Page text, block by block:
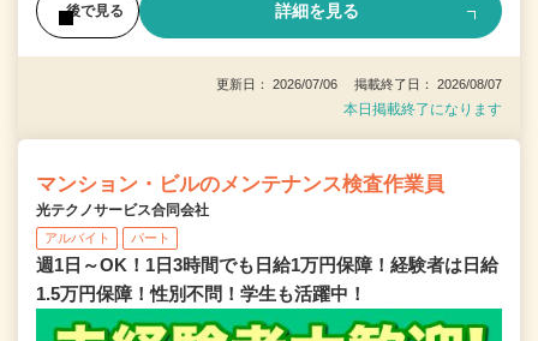
後で見る 詳細を見る
更新日： 2026/07/06 掲載終了日： 2026/08/07
本日掲載終了になります
マンション・ビルのメンテナンス検査作業員
光テクノサービス合同会社
アルバイト パート
週1日～OK！1日3時間でも日給1万円保障！経験者は日給
1.5万円保障！性別不問！学生も活躍中！